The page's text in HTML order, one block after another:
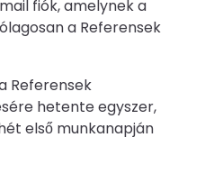
fiók, amelynek a
a Referensek
Referensek
hetente egyszer,
első munkanapján